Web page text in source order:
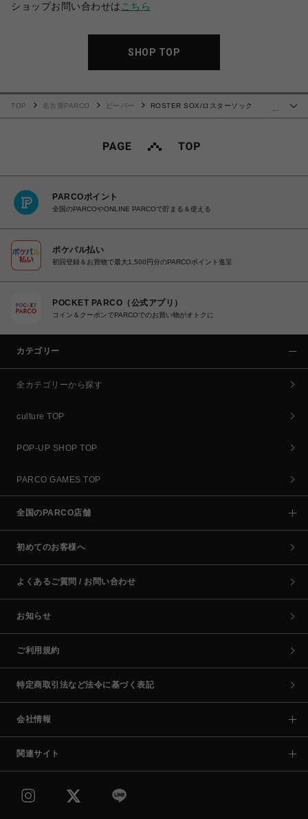
ショップお問い合わせは こちら
SHOP TOP
…
TOP 名古屋PARCO ビーバー
ROSTER SOX/ロスターソック
PARCOポイント
全国のPARCOやONLINE PARCOで貯まる＆使える
ポケパル払い
初回登録＆お買物で最大1,500円分のPARCOポイント進呈
POCKET PARCO（公式アプリ）
コイン＆クーポンでPARCOでのお買い物がオトクに
カテゴリー
全カテゴリーから探す
culture TOP
POP-UP SHOP TOP
PARCO GAMES TOP
全国のPARCO店舗
初めてのお客様へ
よくあるご質問 / お問い合わせ
お知らせ
ご利用規約
特定商取引法など法令に基づく表記
会社情報
関連サイト